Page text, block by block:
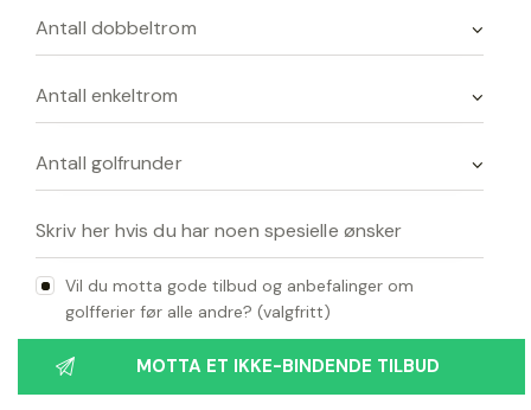
Vil du motta gode tilbud og anbefalinger om
golfferier før alle andre? (valgfritt)